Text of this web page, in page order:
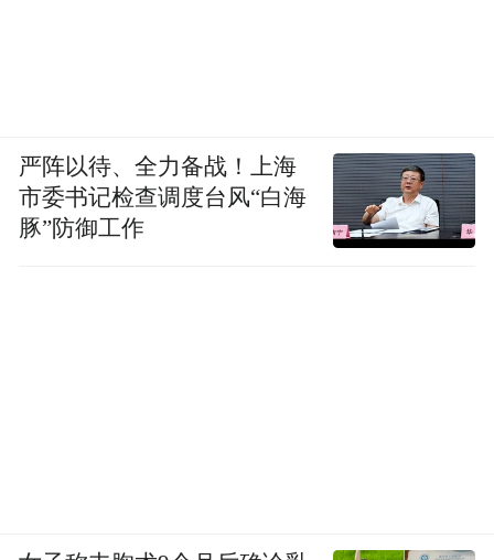
严阵以待、全力备战！上海
市委书记检查调度台风“白海
豚”防御工作